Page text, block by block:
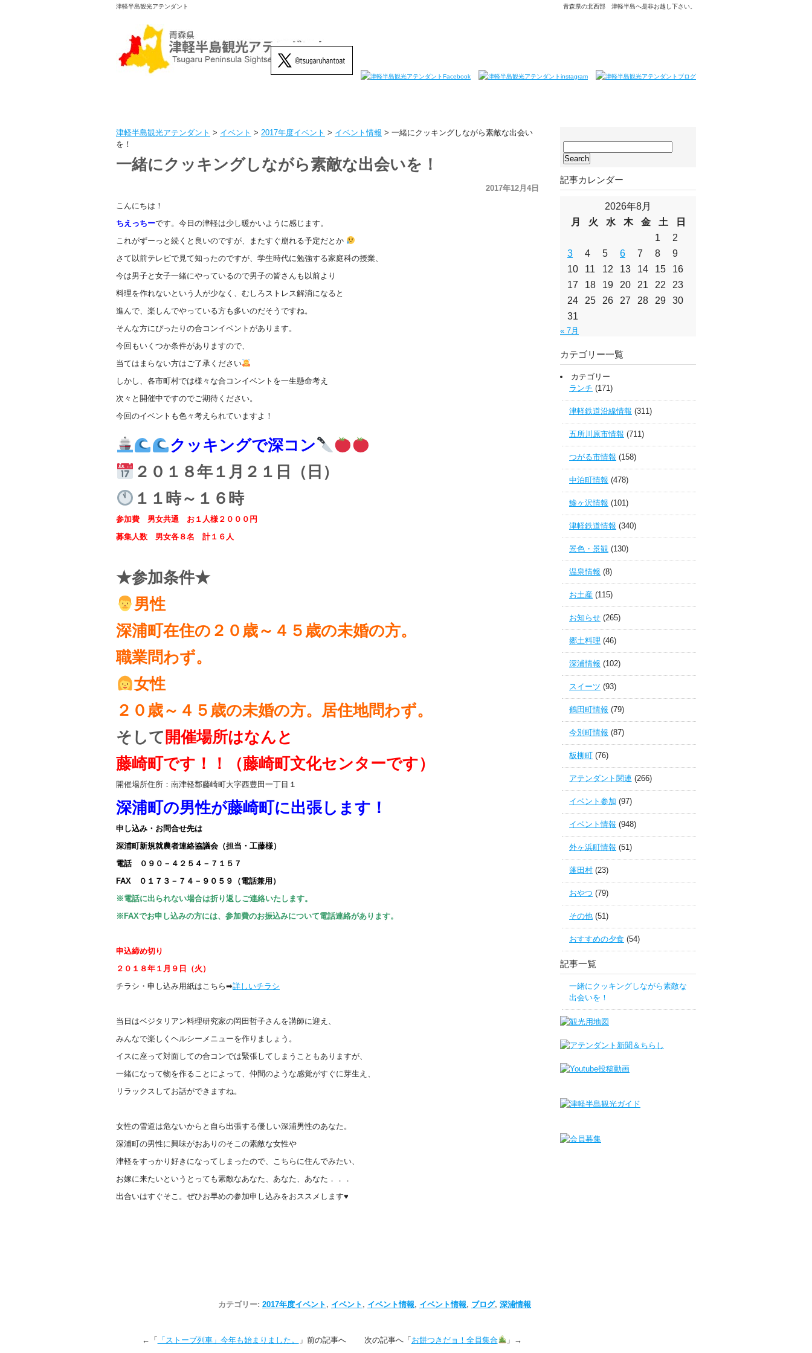
津軽半島観光アテンダント 青森県の北西部 津軽半島へ是非お越し下さい。
津軽半島観光アテンダント > イベント > 2017年度イベント > イベント情報 > 一緒にクッキングしながら素敵な出会い
を！
一緒にクッキングしながら素敵な出会いを！
2017年12月4日
こんにちは！
ちえっちーです。今日の津軽は少し暖かいように感じます。
これがずーっと続くと良いのですが、またすぐ崩れる予定だとか
さて以前テレビで見て知ったのですが、学生時代に勉強する家庭科の授業、
今は男子と女子一緒にやっているので男子の皆さんも以前より
料理を作れないという人が少なく、むしろストレス解消になると
進んで、楽しんでやっている方も多いのだそうですね。
そんな方にぴったりの合コンイベントがあります。
今回もいくつか条件がありますので、
当てはまらない方はご了承ください
しかし、各市町村では様々な合コンイベントを一生懸命考え
次々と開催中ですのでご期待ください。
今回のイベントも色々考えられていますよ！
クッキングで深コン
２０１８年１月２１日（日）
１１時～１６時
参加費 男女共通 お１人様２０００円
募集人数 男女各８名 計１６人
★参加条件★
男性
深浦町在住の２０歳～４５歳の未婚の方。
職業問わず。
女性
２０歳～４５歳の未婚の方。居住地問わず。
そして 開催場所はなんと
藤崎町です！！（藤崎町文化センターです）
開催場所住所：南津軽郡藤崎町大字西豊田一丁目１
深浦町の男性が藤崎町に出張します！
申し込み・お問合せ先は
深浦町新規就農者連絡協議会（担当・工藤様）
電話 ０９０－４２５４－７１５７
FAX ０１７３－７４－９０５９（電話兼用）
※電話に出られない場合は折り返しご連絡いたします。
※FAXでお申し込みの方には、参加費のお振込みについて電話連絡があります。
申込締め切り
２０１８年１月９日（火）
チラシ・申し込み用紙はこちら➡詳しいチラシ
当日はベジタリアン料理研究家の岡田哲子さんを講師に迎え、
みんなで楽しくヘルシーメニューを作りましょう。
イスに座って対面しての合コンでは緊張してしまうこともありますが、
一緒になって物を作ることによって、仲間のような感覚がすぐに芽生え、
リラックスしてお話ができますね。
女性の雪道は危ないからと自ら出張する優しい深浦男性のあなた。
深浦町の男性に興味がおありのそこの素敵な女性や
津軽をすっかり好きになってしまったので、こちらに住んでみたい、
お嫁に来たいというとっても素敵なあなた、あなた、あなた．．．
出合いはすぐそこ。ぜひお早めの参加申し込みをおススメします♥
カテゴリー: 2017年度イベント , イベント , イベント情報, イベント情報, ブログ, 深浦情報
←「 「ストーブ列車」今年も始まりました。 」前の記事へ 次の記事へ「 お餅つきだョ！全員集合 」→
イ
内
検
記事カレンダー
2026年8月
月
火 水 木 金 土
日
1
2
3
4 5 6 7 8
9
10
11 12 13 14 15
16
17
18 19 20 21 22
23
24
25 26 27 28 29
30
31
« 7月
カテゴリー一覧
カテゴリー
ランチ (171)
津軽鉄道沿線情報 (311)
五所川原市情報 (711)
つがる市情報 (158)
中泊町情報 (478)
鰺ヶ沢情報 (101)
津軽鉄道情報 (340)
景色・景観 (130)
温泉情報 (8)
お土産 (115)
お知らせ (265)
郷土料理 (46)
深浦情報 (102)
スイーツ (93)
鶴田町情報 (79)
今別町情報 (87)
板柳町 (76)
アテンダント関連 (266)
イベント参加 (97)
イベント情報 (948)
外ヶ浜町情報 (51)
蓬田村 (23)
おやつ (79)
その他 (51)
おすすめの夕食 (54)
記事一覧
一緒にクッキングしながら素敵な
出会いを！